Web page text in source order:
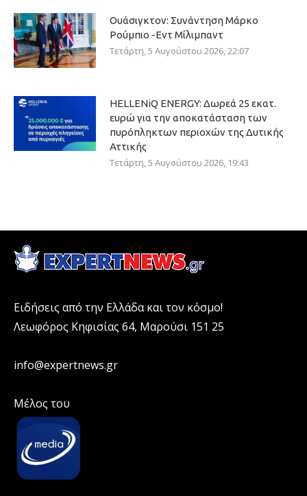
Ουάσιγκτον: Συνάντηση Μάρκο
Ρούμπιο -Εντ Μίλιμπαντ
Τετάρτη, 5 Αυγούστου 2026, 22:07
HELLENiQ ENERGY: Δωρεά 25 εκατ.
ευρώ για την αποκατάσταση των
πυρόπληκτων περιοχών της Δυτικής
Αττικής
Τετάρτη, 5 Αυγούστου 2026, 19:43
Ειδήσεις από την Ελλάδα και τον κόσμο!
Λεωφόρος Κηφισίας 64, Μαρούσι 151 25
info@expertnews.gr
Μέλος του